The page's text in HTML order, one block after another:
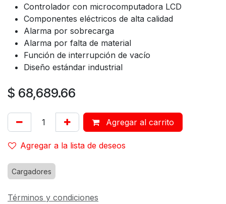
Controlador con microcomputadora LCD
Componentes eléctricos de alta calidad
Alarma por sobrecarga
Alarma por falta de material
Función de interrupción de vacío
Diseño estándar industrial
$ 68,689.66
Agregar al carrito
Agregar a la lista de deseos
Cargadores
Términos y condiciones